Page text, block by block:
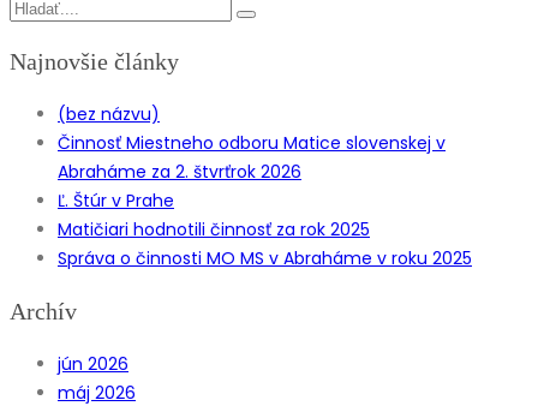
Najnovšie články
(bez názvu)
Činnosť Miestneho odboru Matice slovenskej v
Abraháme za 2. štvrťrok 2026
Ľ. Štúr v Prahe
Matičiari hodnotili činnosť za rok 2025
Správa o činnosti MO MS v Abraháme v roku 2025
Archív
jún 2026
máj 2026